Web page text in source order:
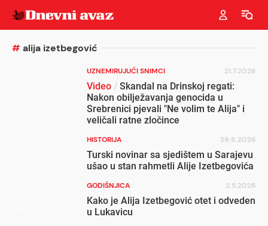
#alija izetbegović
UZNEMIRUJUĆI SNIMCI 21.7.2026
Video / Skandal na Drinskoj regati:
Nakon obilježavanja genocida u
Srebrenici pjevali "Ne volim te Alija" i
veličali ratne zločince
HISTORIJA 29.6.2026
Turski novinar sa sjedištem u Sarajevu
ušao u stan rahmetli Alije Izetbegovića
GODIŠNJICA 2.5.2026
Kako je Alija Izetbegović otet i odveden
u Lukavicu